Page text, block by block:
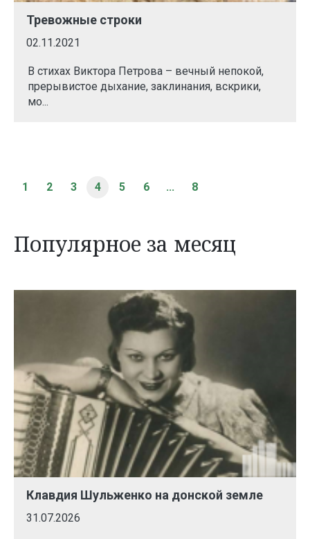
Тревожные строки
02.11.2021
В стихах Виктора Петрова – вечный непокой,
прерывистое дыхание, заклинания, вскрики,
мо...
1 2 3 4 5 6 ... 8
Популярное за месяц
Клавдия Шульженко на донской земле
31.07.2026